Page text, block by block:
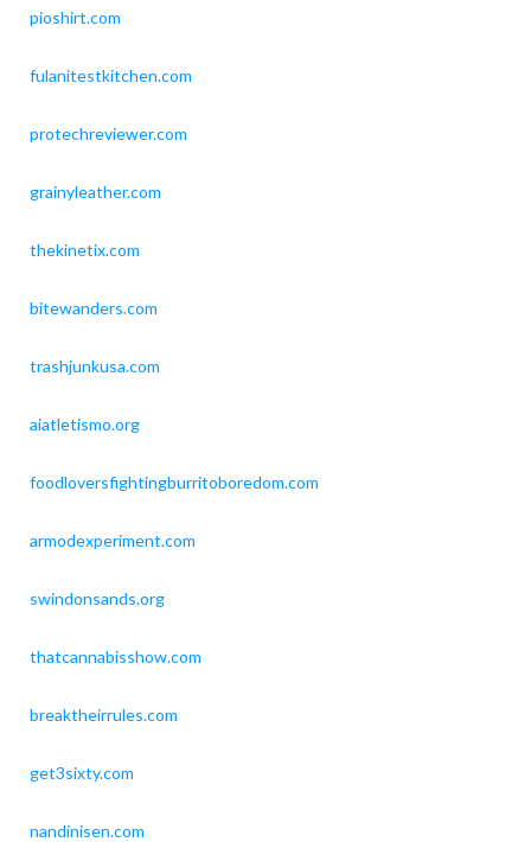
pioshirt.com
fulanitestkitchen.com
protechreviewer.com
grainyleather.com
thekinetix.com
bitewanders.com
trashjunkusa.com
aiatletismo.org
foodloversfightingburritoboredom.com
armodexperiment.com
swindonsands.org
thatcannabisshow.com
breaktheirrules.com
get3sixty.com
nandinisen.com